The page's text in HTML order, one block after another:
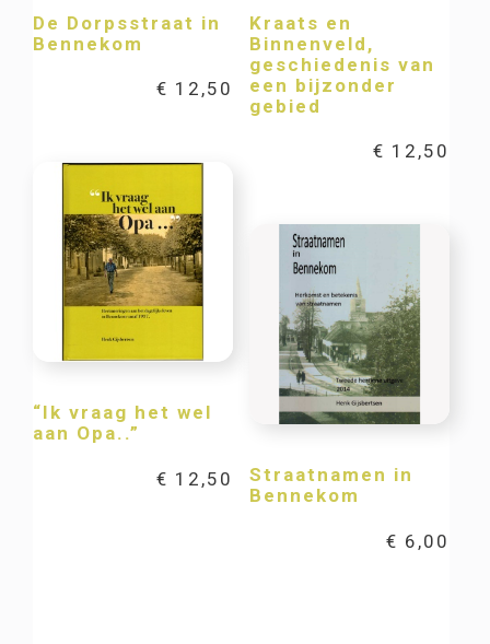
De Dorpsstraat in
Bennekom
€ 12,50
Kraats en
Binnenveld,
geschiedenis van
een bijzonder
gebied
€ 12,50
“Ik vraag het wel
aan Opa..”
€ 12,50
Straatnamen in
Bennekom
€ 6,00